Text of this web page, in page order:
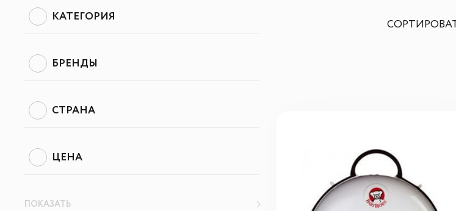
КАТЕГОРИЯ
БРЕНДЫ
СТРАНА
ЦЕНА
ПОКАЗАТЬ